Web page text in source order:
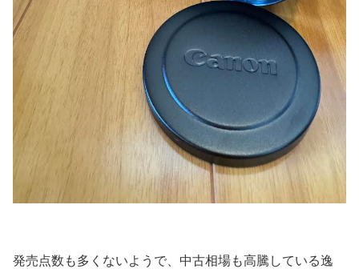
発売点数も多くないようで、中古相場も高騰している逸